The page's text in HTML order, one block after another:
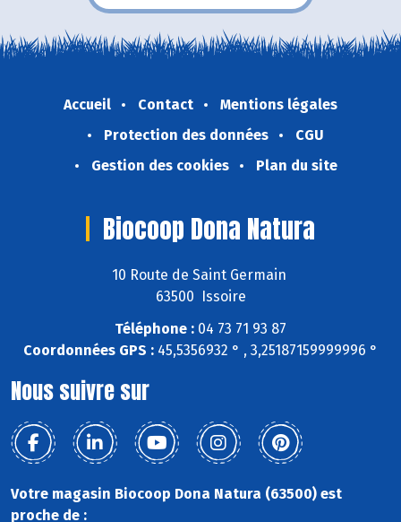
Accueil Contact
Mentions légales
Protection des données
CGU
Gestion des cookies
Plan du site
Biocoop Dona Natura
10 Route de Saint Germain
63500 Issoire
Téléphone : 04 73 71 93 87
Coordonnées GPS : 45,5356932 ° , 3,25187159999996 °
Nous suivre sur
Votre magasin Biocoop Dona Natura (63500) est
proche de :